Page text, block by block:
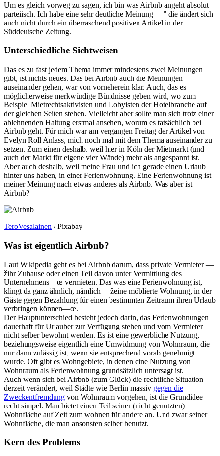
Um es gleich vorweg zu sagen, ich bin was Airbnb angeht absolut
parteiisch. Ich habe eine sehr deutliche Meinung —” die ändert sich
auch nicht durch ein überraschend positiven Artikel in der
Süddeutsche Zeitung.
Unterschiedliche Sichtweisen
Das es zu fast jedem Thema immer mindestens zwei Meinungen
gibt, ist nichts neues. Das bei Airbnb auch die Meinungen
auseinander gehen, war von vorneherein klar. Auch, das es
möglicherweise merkwürdige Bündnisse geben wird, wo zum
Beispiel Mietrechtsaktivisten und Lobyisten der Hotelbranche auf
der gleichen Seiten stehen. Vielleicht aber sollte man sich trotz einer
ablehnenden Haltung erstmal ansehen, worum es tatsächlich bei
Airbnb geht. Für mich war am vergangen Freitag der Artikel von
Evelyn Roll Anlass, mich noch mal mit dem Thema auseinander zu
setzen. Zum einen deshalb, weil hier in Köln der Mietmarkt (und
auch der Markt für eigene vier Wände) mehr als angespannt ist.
Aber auch deshalb, weil meine Frau und ich gerade einen Urlaub
hinter uns haben, in einer Ferienwohnung. Eine Ferienwohnung ist
meiner Meinung nach etwas anderes als Airbnb. Was aber ist
Airbnb?
TeroVesalainen / Pixabay
Was ist eigentlich Airbnb?
Laut Wikipedia geht es bei Airbnb darum, dass private Vermieter —
žihr Zuhause oder einen Teil davon unter Vermittlung des
Unternehmens—œ vermieten. Das was eine Ferienwohnung ist,
klingt da ganz ähnlich, nämlich —žeine möblierte Wohnung, in der
Gäste gegen Bezahlung für einen bestimmten Zeitraum ihren Urlaub
verbringen können—œ.
Der Hauptunterschied besteht jedoch darin, das Ferienwohnungen
dauerhaft für Urlauber zur Verfügung stehen und vom Vermieter
nicht selber bewohnt werden. Es ist eine gewerbliche Nutzung,
beziehungsweise eigentlich eine Umwidmung von Wohnraum, die
nur dann zulässig ist, wenn sie entsprechend vorab genehmigt
wurde. Oft gibt es Wohngebiete, in denen eine Nutzung von
Wohnraum als Ferienwohnung grundsätzlich untersagt ist.
Auch wenn sich bei Airbnb (zum Glück) die rechtliche Situation
derzeit verändert, weil Städte wie Berlin massiv gegen die
Zweckentfremdung von Wohnraum vorgehen, ist die Grundidee
recht simpel. Man bietet einen Teil seiner (nicht genutzten)
Wohnfläche auf Zeit zum wohnen für andere an. Und zwar seiner
Wohnfläche, die man ansonsten selber benutzt.
Kern des Problems